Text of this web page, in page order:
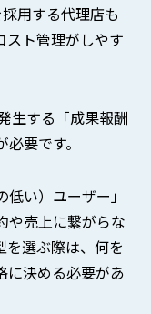
用する代理店も
スト管理がしやす
生する「成果報酬
要です。
い）ユーザー」
や売上に繋がらな
を選ぶ際は、何を
に決める必要があ